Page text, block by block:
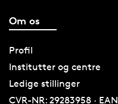
Om os
Profil
Institutter og centre
Ledige stillinger
CVR-NR: 29283958 · EAN